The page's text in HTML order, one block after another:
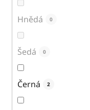
Hnědá 0
Šedá 0
Černá 2